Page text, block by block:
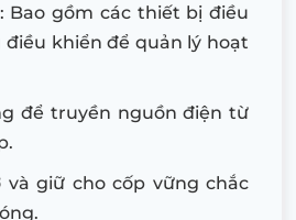
Bao gồm các thiết bị điều
điều khiển để quản lý hoạt
để truyền nguồn điện từ
và giữ cho cốp vững chắc